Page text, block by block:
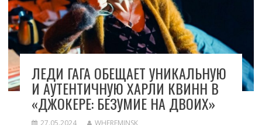
ЛЕДИ ГАГА ОБЕЩАЕТ УНИКАЛЬНУЮ
И АУТЕНТИЧНУЮ ХАРЛИ КВИНН В
«ДЖОКЕРЕ: БЕЗУМИЕ НА ДВОИХ»
27.05.2024 WHEREMINSK